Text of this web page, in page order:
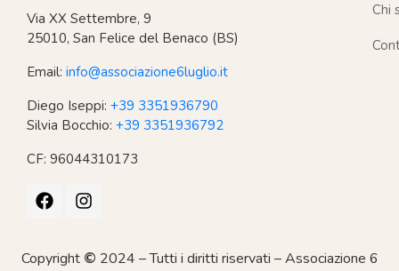
Via XX Settembre, 9
25010, San Felice del Benaco (BS)
Email: info@associazione6luglio.it
Diego Iseppi: +39 3351936790
Silvia Bocchio: +39 3351936792
CF: 96044310173
Chi
Copyright © 2024 – Tutti i diritti riservati – Associazione 6